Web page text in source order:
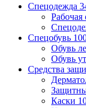
Спецодежда
Рабочая
Спецобувь
Обувь
Обувь
Средства
Каски